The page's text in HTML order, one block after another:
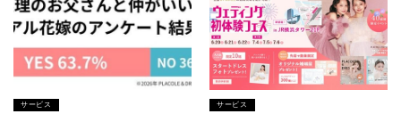
サービス サービス